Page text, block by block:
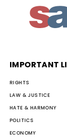
IMPORTANT
RIGHTS
LAW & JUSTICE
HATE & HARMONY
POLITICS
ECONOMY